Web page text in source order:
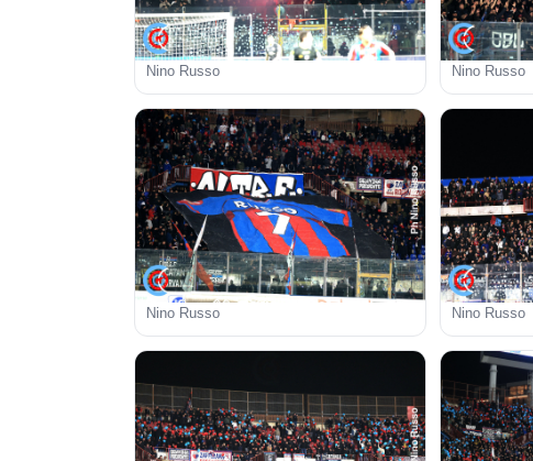
Nino Russo Nino Russo
Nino Russo Nino Russo